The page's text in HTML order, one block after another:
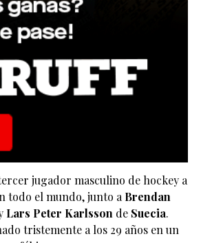
jugador masculino de hockey a
todo el mundo, junto aBrendan
Lars Peter Karlsson deSuecia.
tristemente a los 29 años en un